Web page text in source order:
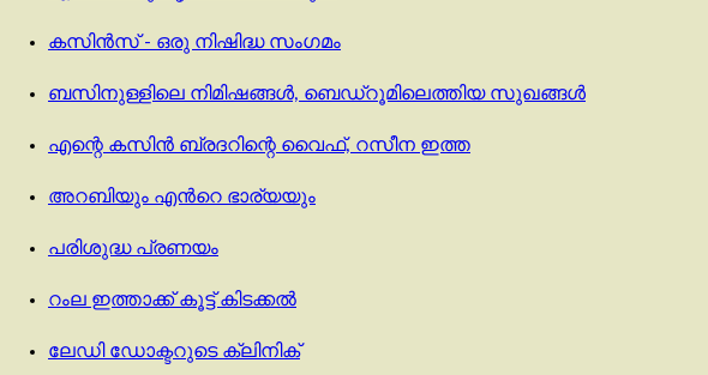
കസിൻസ് - ഒരു നിഷിദ്ധ സംഗമം
ബസിനുള്ളിലെ നിമിഷങ്ങൾ, ബെഡ്‌റൂമിലെത്തിയ സുഖങ്ങൾ
എന്റെ കസിൻ ബ്രദറിന്റെ വൈഫ്, റസീന ഇത്ത
അറബിയും എൻറെ ഭാര്യയും
പരിശുദ്ധ പ്രണയം
റംല ഇത്താക്ക് കൂട്ട് കിടക്കൽ
ലേഡി ഡോക്ടറുടെ ക്ലിനിക്